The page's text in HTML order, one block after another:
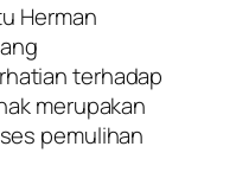
Herman
terhadap
merupakan
pemulihan